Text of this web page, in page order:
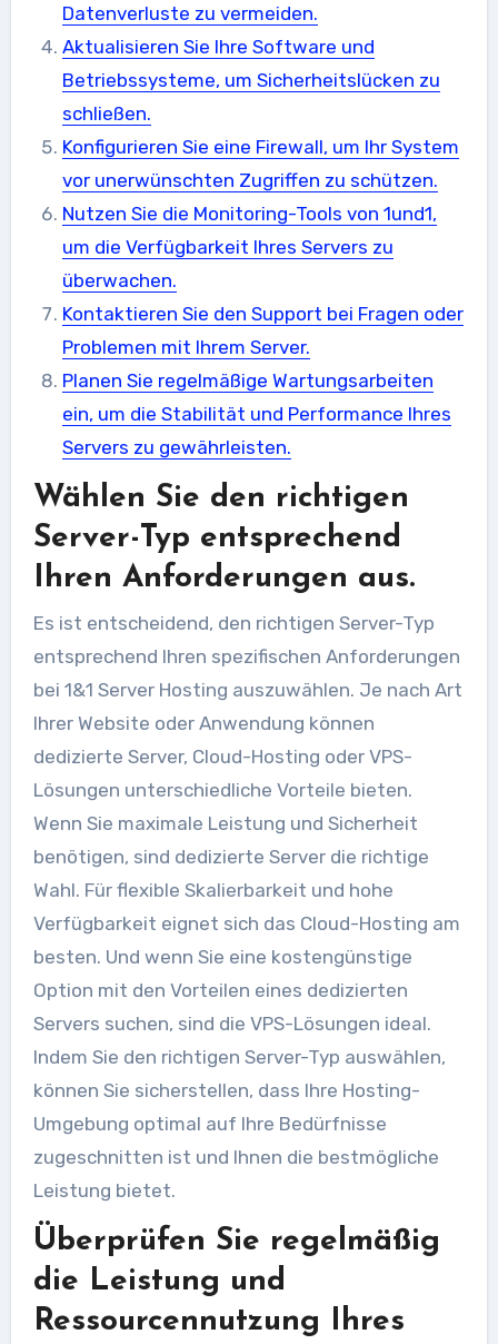
Datenverluste zu vermeiden.
Aktualisieren Sie Ihre Software und
Betriebssysteme, um Sicherheitslücken zu
schließen.
Konfigurieren Sie eine Firewall, um Ihr System
vor unerwünschten Zugriffen zu schützen.
Nutzen Sie die Monitoring-Tools von 1und1,
um die Verfügbarkeit Ihres Servers zu
überwachen.
Kontaktieren Sie den Support bei Fragen oder
Problemen mit Ihrem Server.
Planen Sie regelmäßige Wartungsarbeiten
ein, um die Stabilität und Performance Ihres
Servers zu gewährleisten.
Wählen Sie den richtigen
Server-Typ entsprechend
Ihren Anforderungen aus.
Es ist entscheidend, den richtigen Server-Typ
entsprechend Ihren spezifischen Anforderungen
bei 1&1 Server Hosting auszuwählen. Je nach Art
Ihrer Website oder Anwendung können
dedizierte Server, Cloud-Hosting oder VPS-
Lösungen unterschiedliche Vorteile bieten.
Wenn Sie maximale Leistung und Sicherheit
benötigen, sind dedizierte Server die richtige
Wahl. Für flexible Skalierbarkeit und hohe
Verfügbarkeit eignet sich das Cloud-Hosting am
besten. Und wenn Sie eine kostengünstige
Option mit den Vorteilen eines dedizierten
Servers suchen, sind die VPS-Lösungen ideal.
Indem Sie den richtigen Server-Typ auswählen,
können Sie sicherstellen, dass Ihre Hosting-
Umgebung optimal auf Ihre Bedürfnisse
zugeschnitten ist und Ihnen die bestmögliche
Leistung bietet.
Überprüfen Sie regelmäßig
die Leistung und
Ressourcennutzung Ihres